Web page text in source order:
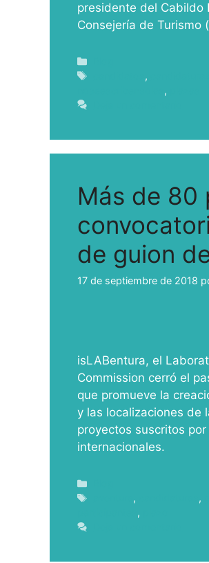
presidente del Cabildo
Consejería de Turismo
,
,
Más de 80
de guion
17 de septiembre de 2018
isLABentura, el
Commission cerró el
que promueve la
y las localizaciones de
proyectos suscritos
internacionales.
, ,
,